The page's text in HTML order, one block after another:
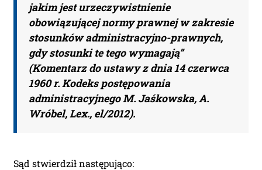
jakim jest urzeczywistnienie
obowiązującej normy prawnej w zakresie
stosunków administracyjno-prawnych,
gdy stosunki te tego wymagają”
(Komentarz do ustawy z dnia 14 czerwca
1960 r. Kodeks postępowania
administracyjnego M. Jaśkowska, A.
Wróbel, Lex., el/2012).
Sąd stwierdził następująco: